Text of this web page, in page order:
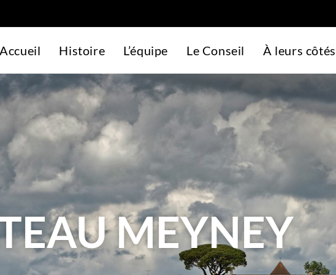
Accueil Histoire L’équipe Le Conseil À leurs côtés
MEYNEY